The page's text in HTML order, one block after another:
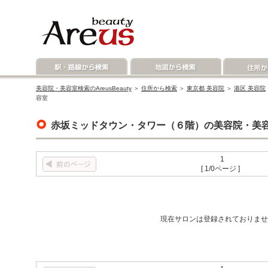
美容院・美容室検索のAreusBeauty ＞ 住所から検索 ＞ 東京都 美容院 ＞ 港区 美容院
容室
赤坂ミッドタウン・タワー（６階）の美容院・美
1
[ 1/0ページ ]
現在サロンは登録されておりま